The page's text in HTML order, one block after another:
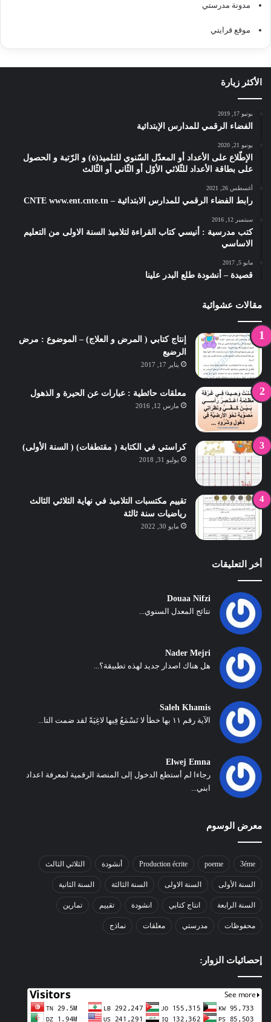
مدونة مدرستي
موقع قرايتي
الأكثر زيارة
يونيو 17, 2019
الفضاء الرقمي للمدارس الإبتدائية
يونيو 21, 2020
الإطّلاع على الأعداد أو المعدّل السّنوي للتلميذ(ة) و الرّتبة و الحصول
على بطاقة الأعداد للثّلاثي الأوّل أو الثّاني أو الثّالث
أغسطس 26, 2021
رابط الفضاء الرقمي للمدارس الابتدائية – CNTE www.ent.cnte.tn
سبتمبر 12, 2016
كتب مدرسية : أنيسي كتاب القراءة لتلاميذ السنة الاولى من التعليم
الاساسي
مايو 5, 2017
قصيدة – أنشودة طلع البدر علينا
مقالات عشوائية
إنتاج كتابي ( المرض و العلاج) – الموضوع : مرض
الرضيع
يناير 17, 2017
معلقات حائطية : عبارات عن الحيرة و الذهول
مارس 12, 2016
كراستي في الكتابة ( مقتطفات) ( السنة الأولى)
يوليو 31, 2018
تقييم مكتسبات التلاميذ في نهاية الثلاثي الثالث
رياضيات سنة ثالثة
مايو 30, 2022
أخر التعليقات
Douaa Nifzi
نتائج المعدل السنوي...
Nader Mejri
هل هناك اصدار جديد لهذه تطبيقة؟...
Saleh Khamis
الآية رقم ١١ بها خطأ لا تَسْمَعُ فِيها لاغِيَةً لقد ضمت التا...
Elwej Emna
رجاءا لم أستطع الدخول إلى المنصة الرقمية لمعرفة اعداد
ابني...
معرض الوسوم
3éme
poeme
Production écrite أنشودة الثلاثي الثالث
السنة الأولى السنة الاولى السنة الثالثة السنة الثانية
السنة الرابعة انتاج كتابي انشودة تقييم تمارين
محفوظات مدرستي معلقات نماذج
إحصائيات الزوار: